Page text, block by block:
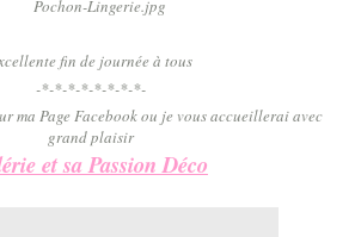
fin de journée à tous
-*-*-*-*-*-*-*-*-
ma Page Facebook ou je vous accueillerai avec
grand plaisir
et sa Passion Déco